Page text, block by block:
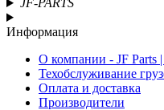
JF-PARTS
Информация
О компании - JF Parts |
Техобслуживание
Оплата и доставка
Производители